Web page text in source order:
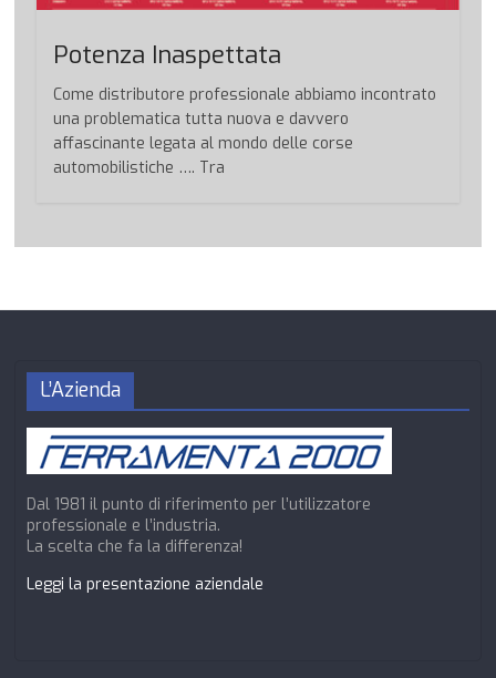
Potenza Inaspettata
Come distributore professionale abbiamo incontrato
una problematica tutta nuova e davvero
affascinante legata al mondo delle corse
automobilistiche …. Tra
L’Azienda
Dal 1981 il punto di riferimento per l’utilizzatore
professionale e l’industria.
La scelta che fa la differenza!
Leggi la presentazione aziendale